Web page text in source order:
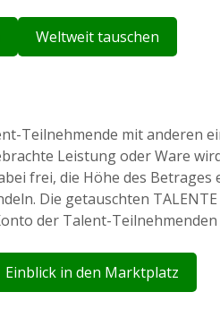
Weltweit tauschen
Teilnehmende mit anderen
Leistung oder Ware
frei, die Höhe des Betrages
Die getauschten
der Talent-Teilnehmenden
Einblick in den Marktplatz